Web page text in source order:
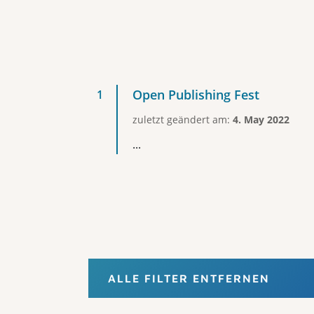
Open Publishing Fest
zuletzt geändert am: 4. May 2022
...
ALLE FILTER ENTFERNEN